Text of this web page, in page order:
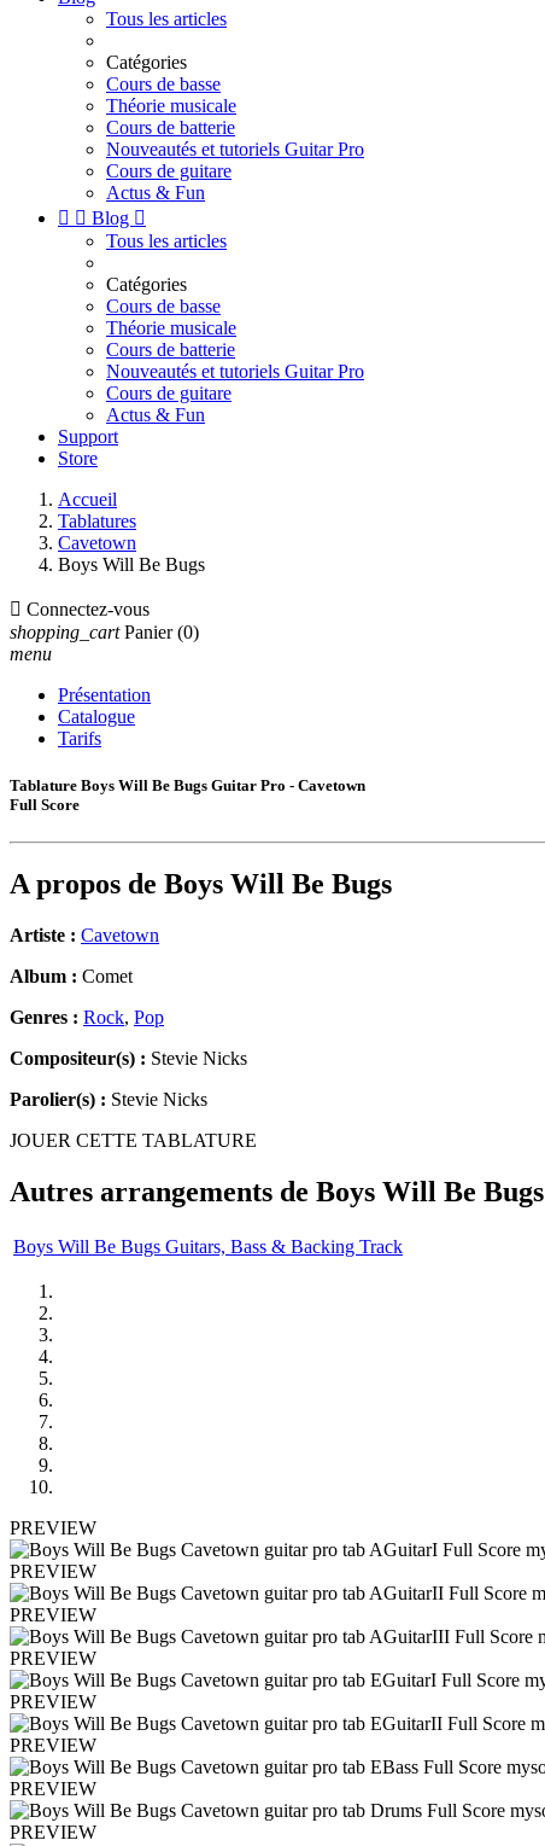
Tous les articles
Catégories
Cours de basse
Théorie musicale
Cours de batterie
Nouveautés et tutoriels Guitar Pro
Cours de guitare
Actus & Fun
  Blog 
Tous les articles
Catégories
Cours de basse
Théorie musicale
Cours de batterie
Nouveautés et tutoriels Guitar Pro
Cours de guitare
Actus & Fun
Support
Store
Accueil
Tablatures
Cavetown
Boys Will Be Bugs
 Connectez-vous
shopping_cart Panier (0)
menu
Présentation
Catalogue
Tarifs
Tablature Boys Will Be Bugs Guitar Pro - Cavetown
Full Score
A propos de Boys Will Be Bugs
Artiste : Cavetown
Album : Comet
Genres : Rock, Pop
Compositeur(s) : Stevie Nicks
Parolier(s) : Stevie Nicks
JOUER CETTE TABLATURE
Autres arrangements de Boys Will Be Bugs
Boys Will Be Bugs Guitars, Bass & Backing Track
PREVIEW
PREVIEW
PREVIEW
PREVIEW
PREVIEW
PREVIEW
PREVIEW
PREVIEW